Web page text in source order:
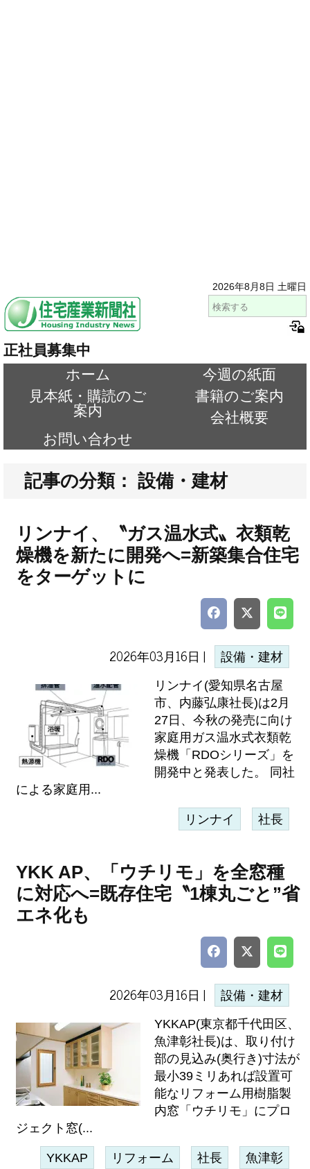
2026年8月8日 土曜日
正社員募集中
ホーム
今週の紙面
見本紙・購読のご
案内
書籍のご案内
会社概要
お問い合わせ
記事の分類： 設備・建材
リンナイ、〝ガス温水式〟衣類乾
燥機を新たに開発へ=新築集合住宅
をターゲットに
2026年03月16日 | 設備・建材
リンナイ(愛知県名古屋
市、内藤弘康社長)は2月
27日、今秋の発売に向け
家庭用ガス温水式衣類乾
燥機「RDOシリーズ」を
開発中と発表した。 同社
による家庭用...
リンナイ 社長
YKK AP、「ウチリモ」を全窓種
に対応へ=既存住宅〝1棟丸ごと”省
エネ化も
2026年03月16日 | 設備・建材
YKKAP(東京都千代田区、
魚津彰社長)は、取り付け
部の見込み(奥行き)寸法が
最小39ミリあれば設置可
能なリフォーム用樹脂製
内窓「ウチリモ」にプロ
ジェクト窓(...
YKKAP リフォーム 社長 魚津彰